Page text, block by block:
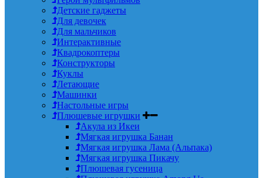
Детские гаджеты
Для девочек
Для мальчиков
Интерактивные
Квадрокоптеры
Конструкторы
Куклы
Летающие
Машинки
Настольные игры
Плюшевые игрушки
Акула из Икеи
Мягкая игрушка Банан
Мягкая игрушка Лама (Альпака)
Мягкая игрушка Пикачу
Плюшевая гусеница